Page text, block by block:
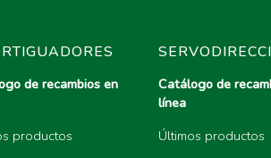
ROSCADO PARA SOLDAR
MOTO
de recambios en
productos
Catálogo de
línea
Últimos productos